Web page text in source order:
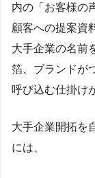
内の「お客様の
顧客への提案資
大手企業の名前
箔、ブランドが
呼び込む仕掛け
大手企業開拓を
には、